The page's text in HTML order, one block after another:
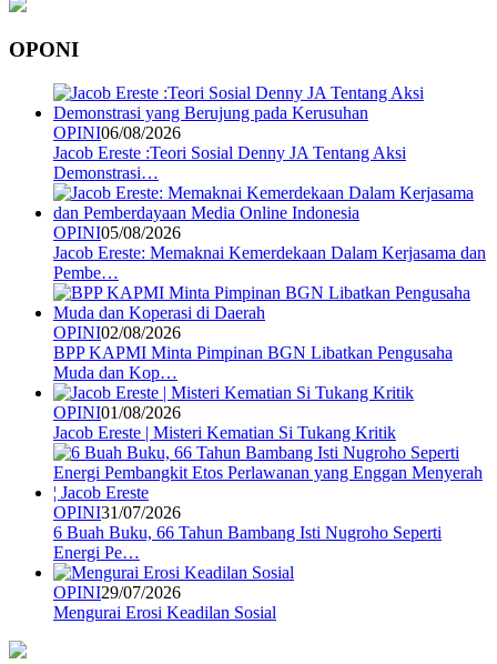
OPONI
OPINI06/08/2026
Jacob Ereste :Teori Sosial Denny JA Tentang Aksi
Demonstrasi…
OPINI05/08/2026
Jacob Ereste: Memaknai Kemerdekaan Dalam Kerjasama dan
Pembe…
OPINI02/08/2026
BPP KAPMI Minta Pimpinan BGN Libatkan Pengusaha
Muda dan Kop…
OPINI01/08/2026
Jacob Ereste | Misteri Kematian Si Tukang Kritik
OPINI31/07/2026
6 Buah Buku, 66 Tahun Bambang Isti Nugroho Seperti
Energi Pe…
OPINI29/07/2026
Mengurai Erosi Keadilan Sosial